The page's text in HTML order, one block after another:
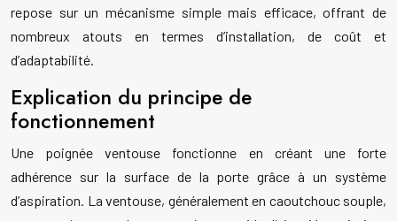
repose sur un mécanisme simple mais efficace, offrant de
nombreux atouts en termes d’installation, de coût et
d’adaptabilité.
Explication du principe de
fonctionnement
Une poignée ventouse fonctionne en créant une forte
adhérence sur la surface de la porte grâce à un système
d’aspiration. La ventouse, généralement en caoutchouc souple,